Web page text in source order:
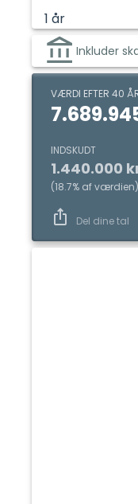
1 år
Inkluder
VÆRDI EFTER 40
INDSKUDT
1.440.000
(18.7% af værdien)
Del dine tal